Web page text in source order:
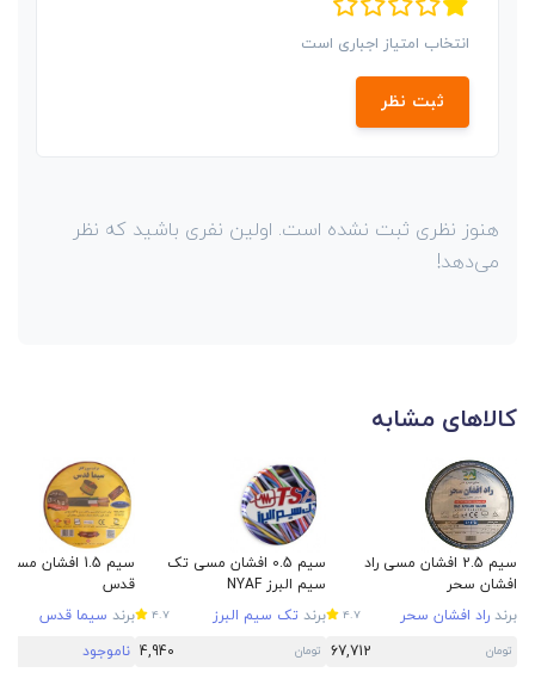
انتخاب امتیاز اجباری است
ثبت نظر
هنوز نظری ثبت نشده است. اولین نفری باشید که نظر
می‌دهد!
کالاهای مشابه
سیم 2.5 افشان مسی راد
افشان سحر
برند راد افشان سحر 4.7
تومان 67,712
سیم 0.5 افشان مسی تک
سیم البرز NYAF
برند تک سیم البرز 4.7
تومان 4,940
سیم 1.5 افشان
قدس
برند سیما قدس
ناموجود